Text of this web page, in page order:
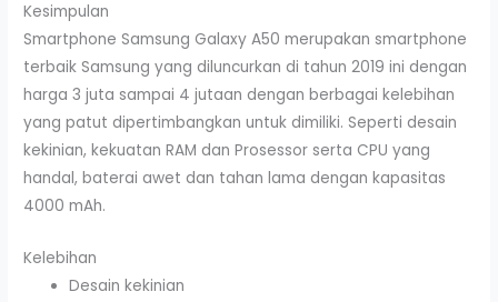
Kesimpulan
Smartphone Samsung Galaxy A50 merupakan smartphone
terbaik Samsung yang diluncurkan di tahun 2019 ini dengan
harga 3 juta sampai 4 jutaan dengan berbagai kelebihan
yang patut dipertimbangkan untuk dimiliki. Seperti desain
kekinian, kekuatan RAM dan Prosessor serta CPU yang
handal, baterai awet dan tahan lama dengan kapasitas
4000 mAh.
Kelebihan
Desain kekinian